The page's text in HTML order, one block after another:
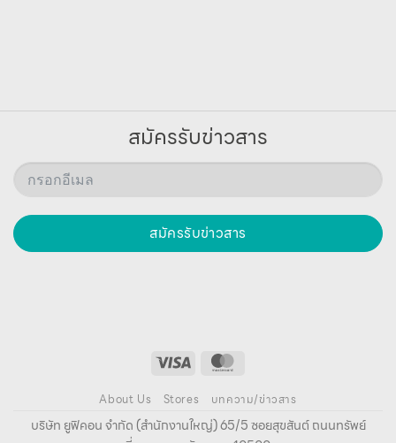
สมัครรับข่าวสาร
สมัครรับข่าวสาร
About Us Stores บทความ/ข่าวสาร
บริษัท ยูฟิคอน จํากัด (สํานักงานใหญ่) 65/5 ซอยสุขสันต์ ถนนทรัพย์